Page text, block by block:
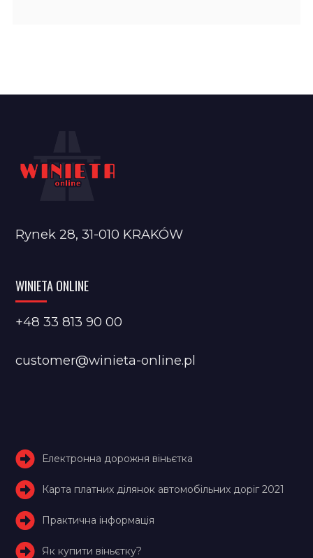
Rynek 28, 31-010 KRAKÓW
WINIETA ONLINE
+48 33 813 90 00
customer@winieta-online.pl
Електронна дорожня віньєтка
Карта платних ділянок автомобільних доріг 2021
Практична інформація
Як купити віньєтку?